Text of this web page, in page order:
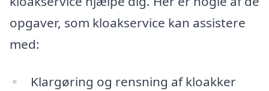
opgaver, som kloakservice kan assistere
med:
Klargøring og rensning af kloakker